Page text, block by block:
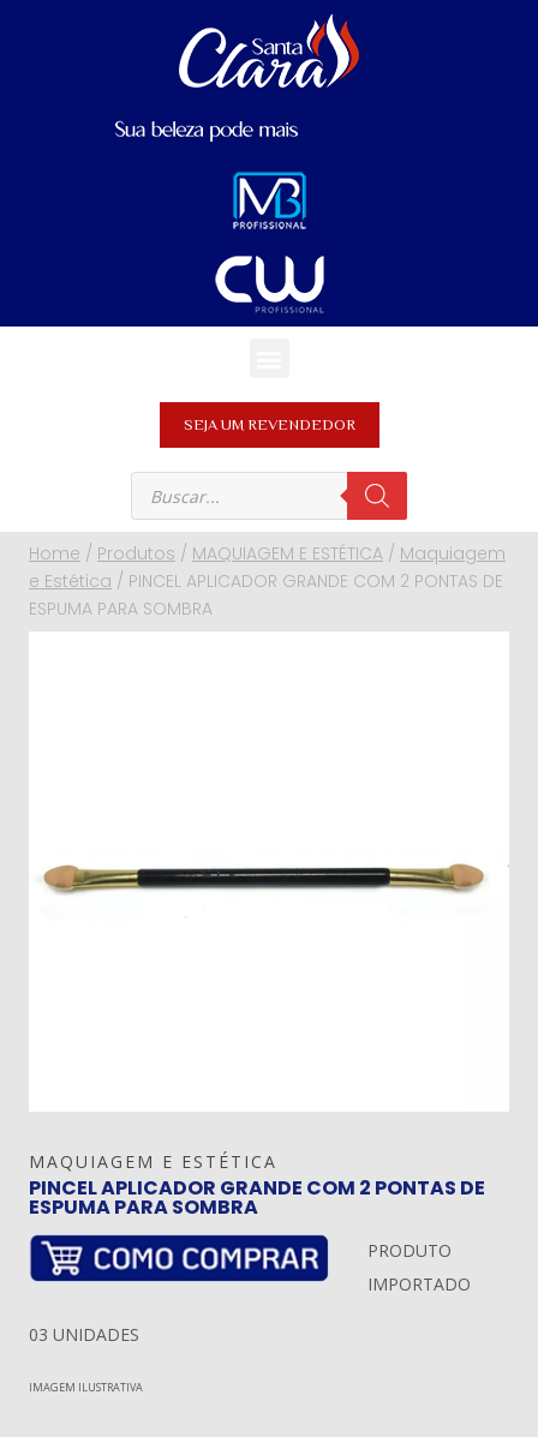
SEJA UM REVENDEDOR
Home / Produtos / MAQUIAGEM E ESTÉTICA / Maquiagem
e Estética / PINCEL APLICADOR GRANDE COM 2 PONTAS DE
ESPUMA PARA SOMBRA
MAQUIAGEM E ESTÉTICA
PINCEL APLICADOR GRANDE COM 2 PONTAS DE
ESPUMA PARA SOMBRA
PRODUTO
IMPORTADO
03 UNIDADES
IMAGEM ILUSTRATIVA